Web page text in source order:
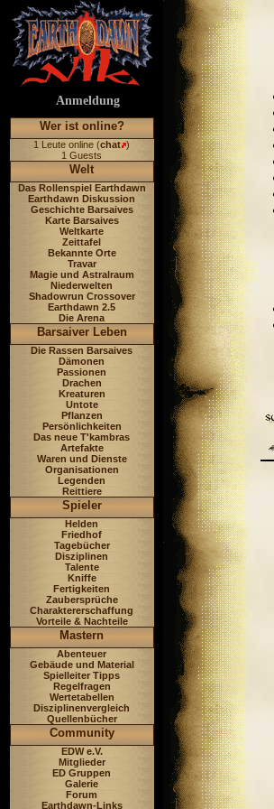
Anmeldung
Wer ist online?
1 Leute online (chat )
1 Guests
Welt
Das Rollenspiel Earthdawn
Earthdawn Diskussion
Geschichte Barsaives
Karte Barsaives
Weltkarte
Zeittafel
Bekannte Orte
Travar
Magie und Astralraum
Niederwelten
Shadowrun Crossover
Earthdawn 2.5
Die Arena
Barsaiver Leben
Die Rassen Barsaives
Dämonen
Passionen
Drachen
Kreaturen
Untote
Pflanzen
Persönlichkeiten
Das neue T'kambras
Artefakte
Waren und Dienste
Organisationen
Legenden
Reittiere
Spieler
Helden
Friedhof
Tagebücher
Disziplinen
Talente
Kniffe
Fertigkeiten
Zaubersprüche
Charaktererschaffung
Vorteile & Nachteile
Mastern
Abenteuer
Gebäude und Material
Spielleiter Tipps
Regelfragen
Wertetabellen
Disziplinenvergleich
Quellenbücher
Community
EDW e.V.
Mitglieder
ED Gruppen
Galerie
Forum
Earthdawn-Links